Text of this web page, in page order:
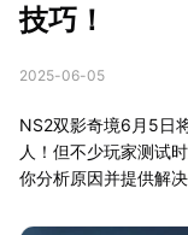
技巧！
2025-06-05
NS2双影奇境6月5日
人！但不少玩家测试
你分析原因并提供解决